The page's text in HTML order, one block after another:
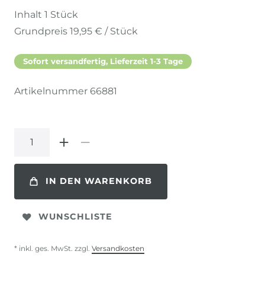
Inhalt 1 Stück
Grundpreis 19,95 € / Stück
Sofort versandfertig, Lieferzeit 1-3 Tage
Artikelnummer 66881
IN DEN WARENKORB
WUNSCHLISTE
* inkl. ges. MwSt. zzgl. Versandkosten